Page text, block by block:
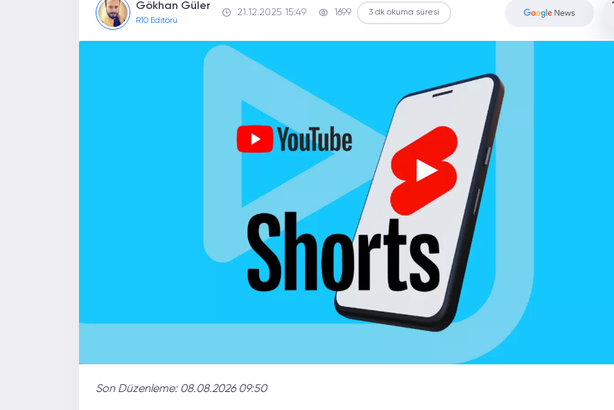
Gökhan Güler
R10 Editörü
21.12.2025 15:49 1699 3 dk okuma süresi
Son Düzenleme: 08.08.2026 09:50